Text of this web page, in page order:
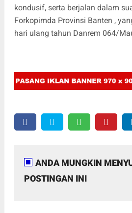
kondusif, serta berjalan dalam
Forkopimda Provinsi Banten ,
hari ulang tahun Danrem 064/
ANDA MUNGKIN
POSTINGAN INI